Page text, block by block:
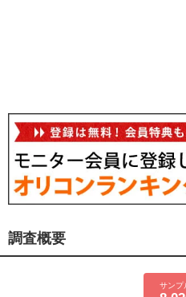
調査概要
サンプ